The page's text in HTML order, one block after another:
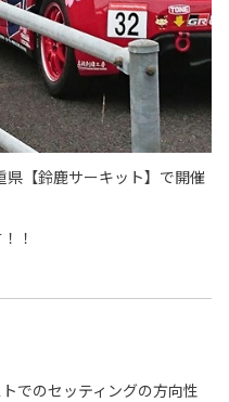
【鈴鹿サーキット】で開催
！
でのセッティングの方向性